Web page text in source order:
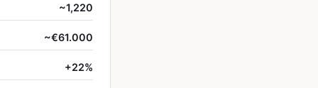
~1,220
~€61.000
+22%